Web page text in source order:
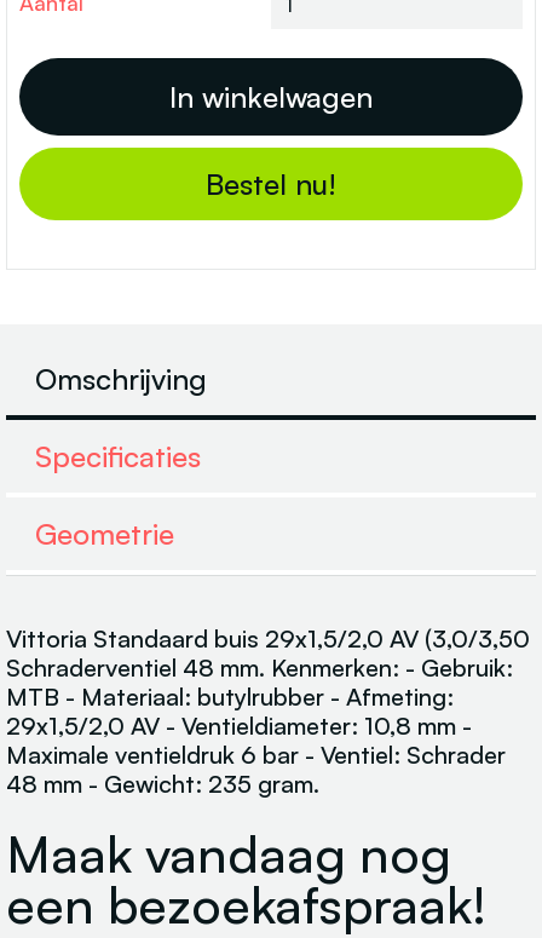
Bestel nu!
Omschrijving
Specificaties
Geometrie
Vittoria Standaard buis 29x1,5/2,0 AV (3,0/3,50
Schraderventiel 48 mm. Kenmerken: - Gebruik:
MTB - Materiaal: butylrubber - Afmeting:
29x1,5/2,0 AV - Ventieldiameter: 10,8 mm -
Maximale ventieldruk 6 bar - Ventiel: Schrader
48 mm - Gewicht: 235 gram.
Maak vandaag nog
een bezoekafspraak!